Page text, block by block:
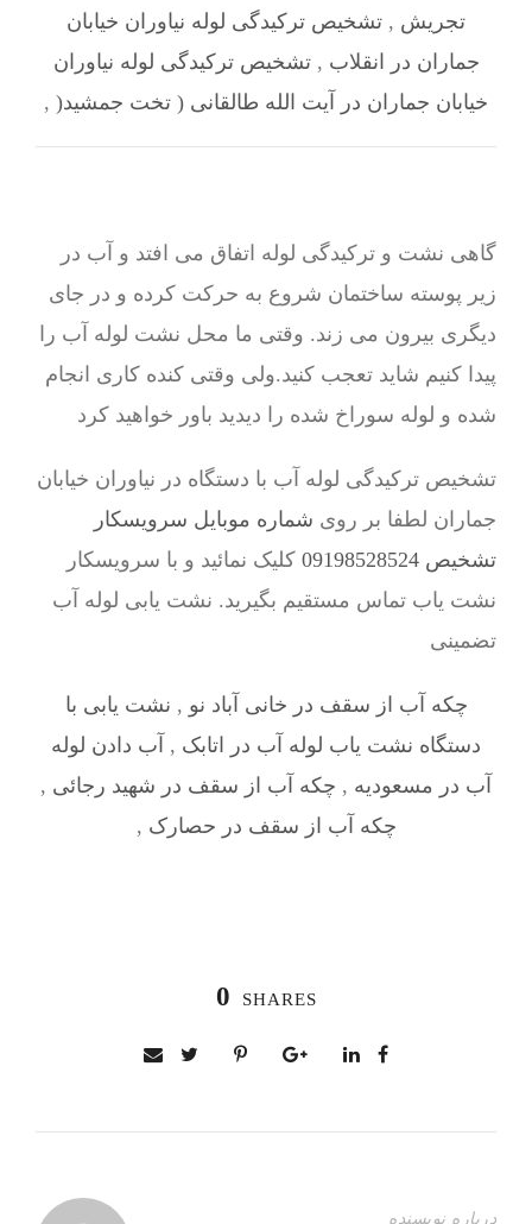
تجریش , تشخیص ترکیدگی لوله نیاوران خیابان
جماران در انقلاب ,تشخیص ترکیدگی لوله نیاوران
خیابان جماران در آیت الله طالقانی ( تخت جمشید( ,
گاهی نشت و ترکیدگی لوله اتفاق می افتد و آب در
زیر پوسته ساختمان شروع به حرکت کرده و در جای
دیگری بیرون می زند. وقتی ما محل نشت لوله آب را
پیدا کنیم شاید تعجب کنید.ولی وقتی کنده کاری انجام
شده و لوله سوراخ شده را دیدید باور خواهید کرد
تشخیص ترکیدگی لوله آب با دستگاه در نیاوران خیابان
جماران لطفا بر روی شماره موبایل سرویسکار
تشخیص 09198528524
کلیک نمائید و با سرویسکار
نشت یاب تماس مستقیم بگیرید. نشت یابی لوله آب
تضمینی
چکه آب از سقف در خانی آباد نو , نشت یابی با
دستگاه نشت یاب لوله آب در اتابک , آب دادن لوله
آب در مسعودیه , چکه آب از سقف در شهید رجائی ,
چکه آب از سقف در حصارک ,
0 SHARES
درباره نویسنده